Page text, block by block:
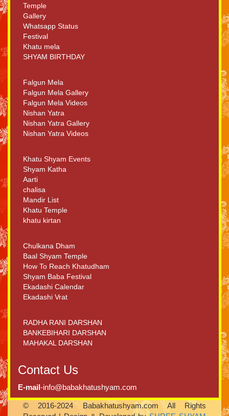
Temple
Gallery
Whatsapp Status
Festival
Khatu mela
SHYAM BIRTHDAY
Falgun Mela
Falgun Mela Gallery
Falgun Mela Videos
Nishan Yatra
Nishan Yatra Gallery
Nishan Yatra Videos
Khatu Shyam Events
Shyam Katha
Aarti
chalisa
Mandir List
Khatu Temple
khatu kirtan
Chulkana Dham
Baal Shyam Temple
How To Reach Khatudham
Shyam Baba Festival
Ekadashi Calendar
Ekadashi Vrat
RADHA RANI DARSHAN
BANKEBIHARI DARSHAN
MAHAKAL DARSHAN
Contact Us
E-mail-info@babakhatushyam.com
© 2016-2024 Babakhatushyam.com All Rights